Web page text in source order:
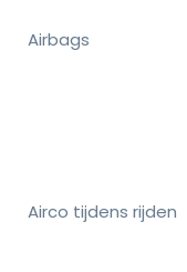
Airbags
Airco tijdens rijden